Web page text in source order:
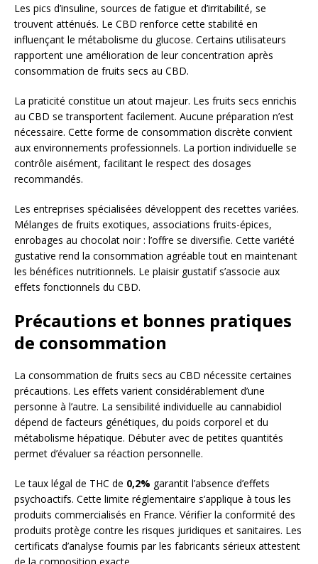
Les pics d’insuline, sources de fatigue et d’irritabilité, se
trouvent atténués. Le CBD renforce cette stabilité en
influençant le métabolisme du glucose. Certains utilisateurs
rapportent une amélioration de leur concentration après
consommation de fruits secs au CBD.
La praticité constitue un atout majeur. Les fruits secs enrichis
au CBD se transportent facilement. Aucune préparation n’est
nécessaire. Cette forme de consommation discrète convient
aux environnements professionnels. La portion individuelle se
contrôle aisément, facilitant le respect des dosages
recommandés.
Les entreprises spécialisées développent des recettes variées.
Mélanges de fruits exotiques, associations fruits-épices,
enrobages au chocolat noir : l’offre se diversifie. Cette variété
gustative rend la consommation agréable tout en maintenant
les bénéfices nutritionnels. Le plaisir gustatif s’associe aux
effets fonctionnels du CBD.
Précautions et bonnes pratiques
de consommation
La consommation de fruits secs au CBD nécessite certaines
précautions. Les effets varient considérablement d’une
personne à l’autre. La sensibilité individuelle au cannabidiol
dépend de facteurs génétiques, du poids corporel et du
métabolisme hépatique. Débuter avec de petites quantités
permet d’évaluer sa réaction personnelle.
Le taux légal de THC de 0,2% garantit l’absence d’effets
psychoactifs. Cette limite réglementaire s’applique à tous les
produits commercialisés en France. Vérifier la conformité des
produits protège contre les risques juridiques et sanitaires. Les
certificats d’analyse fournis par les fabricants sérieux attestent